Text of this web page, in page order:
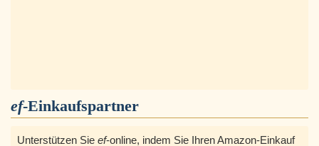
ef-Einkaufspartner
Unterstützen Sie ef-online, indem Sie Ihren Amazon-Einkauf